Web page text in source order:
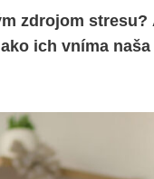
zdrojom
ich vníma